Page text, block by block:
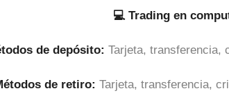
💻 Trading en
de depósito: Tarjeta, transferencia,
de retiro: Tarjeta, transferencia,